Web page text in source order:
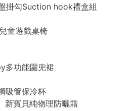
掛勾Suction hook禮盒組
童遊戲桌椅
多功能圍兜裙
吸管保冷杯
新寶貝純物理防曬霜